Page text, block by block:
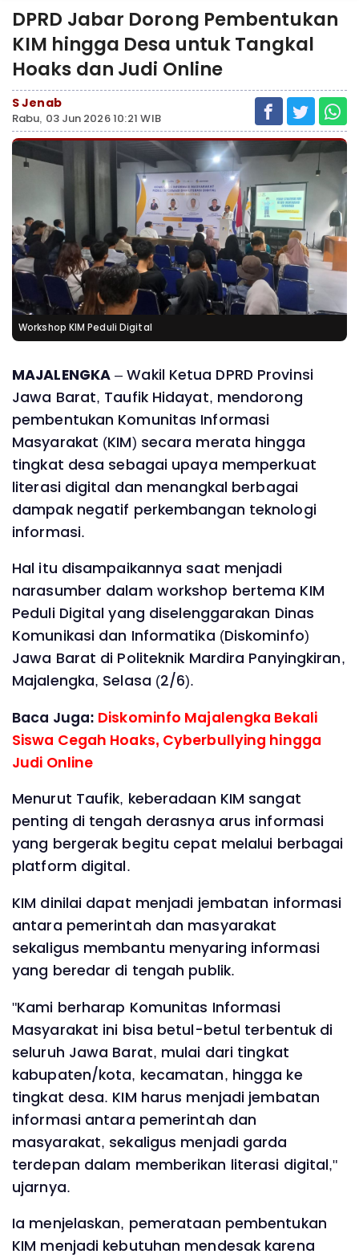
DPRD Jabar Dorong Pembentukan
KIM hingga Desa untuk Tangkal
Hoaks dan Judi Online
S Jenab
Rabu, 03 Jun 2026 10:21 WIB
Workshop KIM Peduli Digital
MAJALENGKA – Wakil Ketua DPRD Provinsi
Jawa Barat, Taufik Hidayat, mendorong
pembentukan Komunitas Informasi
Masyarakat (KIM) secara merata hingga
tingkat desa sebagai upaya memperkuat
literasi digital dan menangkal berbagai
dampak negatif perkembangan teknologi
informasi.
Hal itu disampaikannya saat menjadi
narasumber dalam workshop bertema KIM
Peduli Digital yang diselenggarakan Dinas
Komunikasi dan Informatika (Diskominfo)
Jawa Barat di Politeknik Mardira Panyingkiran,
Majalengka, Selasa (2/6).
Baca Juga: Diskominfo Majalengka Bekali
Siswa Cegah Hoaks, Cyberbullying hingga
Judi Online
Menurut Taufik, keberadaan KIM sangat
penting di tengah derasnya arus informasi
yang bergerak begitu cepat melalui berbagai
platform digital.
KIM dinilai dapat menjadi jembatan informasi
antara pemerintah dan masyarakat
sekaligus membantu menyaring informasi
yang beredar di tengah publik.
"Kami berharap Komunitas Informasi
Masyarakat ini bisa betul-betul terbentuk di
seluruh Jawa Barat, mulai dari tingkat
kabupaten/kota, kecamatan, hingga ke
tingkat desa. KIM harus menjadi jembatan
informasi antara pemerintah dan
masyarakat, sekaligus menjadi garda
terdepan dalam memberikan literasi digital,"
ujarnya.
Ia menjelaskan, pemerataan pembentukan
KIM menjadi kebutuhan mendesak karena